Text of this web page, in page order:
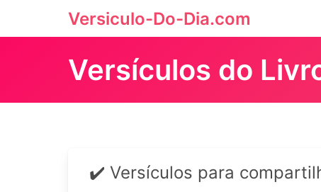
Versiculo-Do-Dia.com
Versículos do
✔️ Versículos para